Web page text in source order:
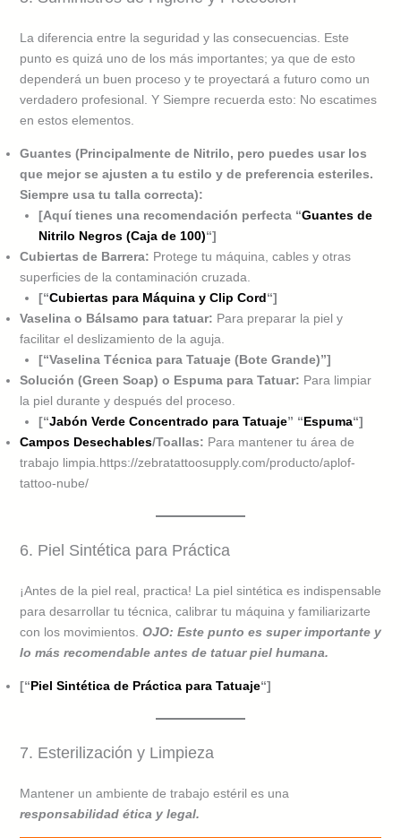
La diferencia entre la seguridad y las consecuencias. Este
punto es quizá uno de los más importantes; ya que de esto
dependerá un buen proceso y te proyectará a futuro como un
verdadero profesional. Y Siempre recuerda esto: No escatimes
en estos elementos.
Guantes (Principalmente de Nitrilo, pero puedes usar los
que mejor se ajusten a tu estilo y de preferencia esteriles.
Siempre usa tu talla correcta):
[Aquí tienes una recomendación perfecta “Guantes de
Nitrilo Negros (Caja de 100)“]
Cubiertas de Barrera: Protege tu máquina, cables y otras
superficies de la contaminación cruzada.
[“Cubiertas para Máquina y Clip Cord“]
Vaselina o Bálsamo para tatuar: Para preparar la piel y
facilitar el deslizamiento de la aguja.
[“Vaselina Técnica para Tatuaje (Bote Grande)”]
Solución (Green Soap) o Espuma para Tatuar: Para limpiar
la piel durante y después del proceso.
[“Jabón Verde Concentrado para Tatuaje” “Espuma“]
Campos Desechables/Toallas: Para mantener tu área de
trabajo limpia.https://zebratattoosupply.com/producto/aplof-
tattoo-nube/
6. Piel Sintética para Práctica
¡Antes de la piel real, practica! La piel sintética es indispensable
para desarrollar tu técnica, calibrar tu máquina y familiarizarte
con los movimientos. OJO: Este punto es super importante y
lo más recomendable antes de tatuar piel humana.
[“Piel Sintética de Práctica para Tatuaje“]
7. Esterilización y Limpieza
Mantener un ambiente de trabajo estéril es una
responsabilidad ética y legal.